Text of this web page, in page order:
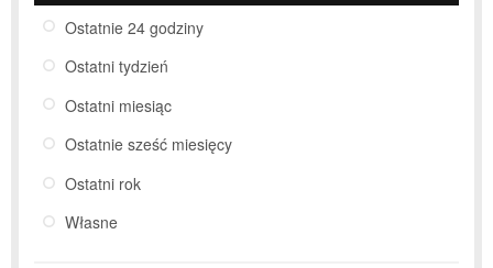
Ostatnie 24 godziny
Ostatni tydzień
Ostatni miesiąc
Ostatnie sześć miesięcy
Ostatni rok
Własne